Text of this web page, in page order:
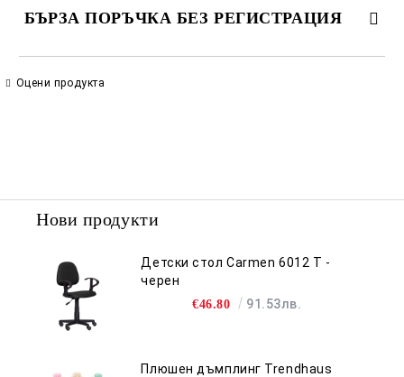
БЪРЗА ПОРЪЧКА БЕЗ РЕГИСТРАЦИЯ
Оцени продукта
Нови продукти
Детски стол Carmen 6012 T -
черен
€46.80 91.53лв.
Плюшен дъмплинг Trendhaus